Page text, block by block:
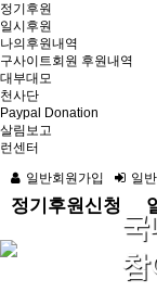
정기후원
일시후원
나의후원내역
구사이트회원 후원내역
대부대모
천사단
Paypal Donation
살림보고
런센터
일반회원가입
일
정기후원신청
국
참